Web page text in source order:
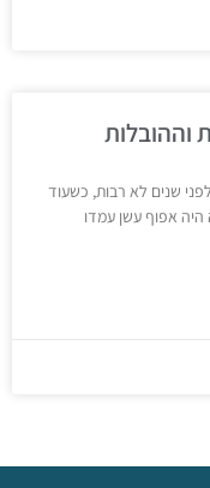
שנים לא רבות, כשעוד
אפוף עשן עמדו